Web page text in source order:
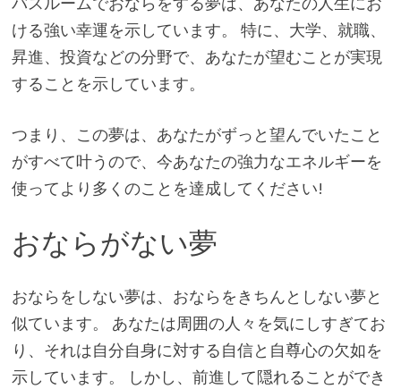
ける強い幸運を示しています。 特に、大学、就職、
昇進、投資などの分野で、あなたが望むことが実現
することを示しています。
つまり、この夢は、あなたがずっと望んでいたこと
がすべて叶うので、今あなたの強力なエネルギーを
使ってより多くのことを達成してください!
おならがない夢
おならをしない夢は、おならをきちんとしない夢と
似ています。 あなたは周囲の人々を気にしすぎてお
り、それは自分自身に対する自信と自尊心の欠如を
示しています。 しかし、前進して隠れることができ